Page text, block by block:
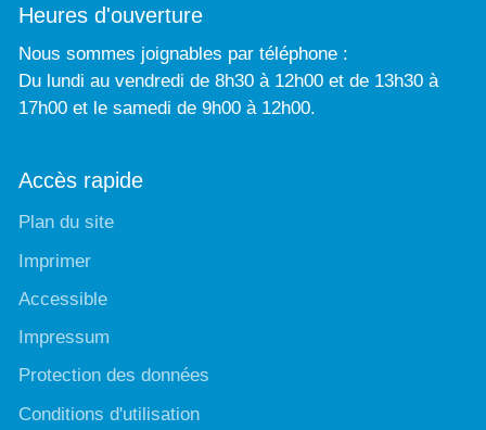
Heures d'ouverture
Nous sommes joignables par téléphone :
Du lundi au vendredi de 8h30 à 12h00 et de 13h30 à
17h00 et le samedi de 9h00 à 12h00.
Accès rapide
Plan du site
Imprimer
Accessible
Impressum
Protection des données
Conditions d'utilisation